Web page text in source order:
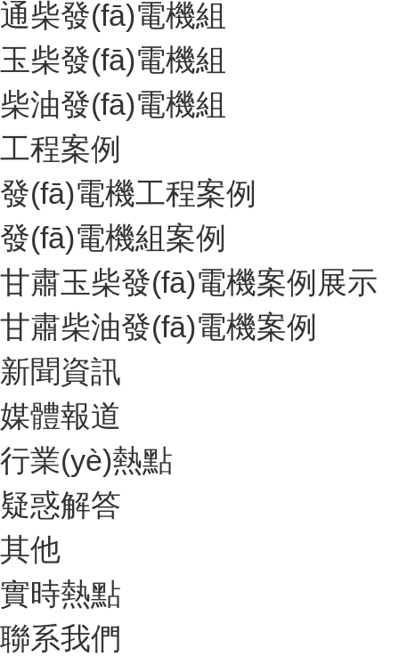
通柴發(fā)電機組
玉柴發(fā)電機組
柴油發(fā)電機組
工程案例
發(fā)電機工程案例
發(fā)電機組案例
甘肅玉柴發(fā)電機案例展示
甘肅柴油發(fā)電機案例
新聞資訊
媒體報道
行業(yè)熱點
疑惑解答
其他
實時熱點
聯系我們